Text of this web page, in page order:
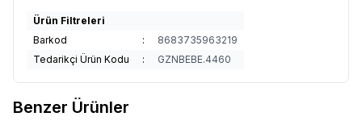
Ürün Filtreleri
Barkod
:
8683735963219
Tedarikçi Ürün Kodu
: GZNBEBE.4460
Benzer Ürünler